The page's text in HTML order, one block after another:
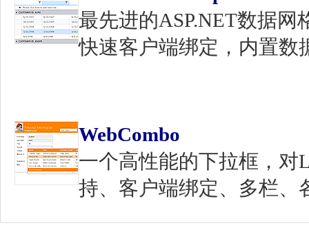
最先进的ASP.NET数据
快速客户端绑定，内置数
WebCombo
一个高性能的下拉框，对
持、客户端绑定、多栏、